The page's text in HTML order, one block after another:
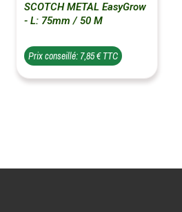
SCOTCH METAL EasyGrow
- L: 75mm / 50 M
Prix conseillé: 7,85 € TTC